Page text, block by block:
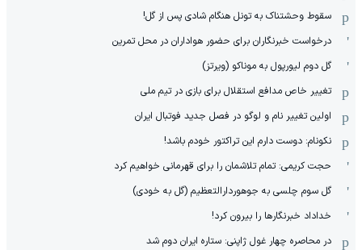
سقوط وحشتناک به تونل هنگام شادی پس از گل!
درخواست خبرنگاران برای حضور هواداران در محل تمرین
گل دوم لیورپول به موناکو (ویرتز)
تغییر خاص مدافع استقلال برای بازی در تیم ملی
اولین تغییر نام و لوگو در فصل جدید فوتبال ایران
نکونام: دوست دارم این تراکتور خودم باشد!
حجت کریمی: تمام تلاشمان را برای قهرمانی خواهیم کرد
گل سوم چلسی به جوهوردارالتعظیم (گل به خودی)
خداداد خبرنگارها را بیرون کرد!
در محاصره چهار غول ژاپنی: ستاره ایران دوم شد